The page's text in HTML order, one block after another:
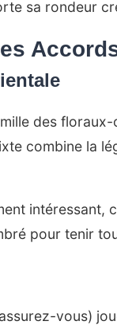
sa rondeur
des
combine la
intéressant,
pour tenir
vous)